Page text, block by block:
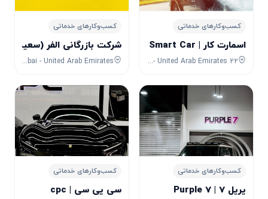
کسب‌وکارهای خدماتی
اسمارت کار | Smart Car
22 36a St - Ras Al Khor Industrial Area - Ras Al Khor Industrial Area 2 - Dubai - United Arab Emirates
کسب‌وکارهای خدماتی
شرکت بازرگانی الفر (سعید) Saeed Cargo
Dubai - United Arab Emirates
کسب‌وکارهای خدماتی
پرپل 7 | Purple 7
کسب‌وکارهای خدماتی
سی پی سی | cpc